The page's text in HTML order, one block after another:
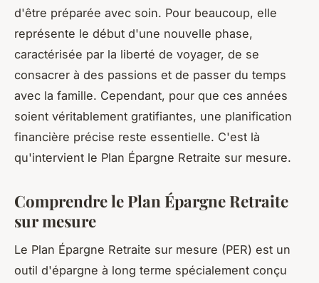
d'être préparée avec soin. Pour beaucoup, elle
représente le début d'une nouvelle phase,
caractérisée par la liberté de voyager, de se
consacrer à des passions et de passer du temps
avec la famille. Cependant, pour que ces années
soient véritablement gratifiantes, une planification
financière précise reste essentielle. C'est là
qu'intervient le Plan Épargne Retraite sur mesure.
Comprendre le Plan Épargne Retraite
sur mesure
Le Plan Épargne Retraite sur mesure (PER) est un
outil d'épargne à long terme spécialement conçu